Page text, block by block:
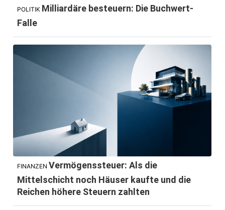
POLITIK Milliardäre besteuern: Die Buchwert-
Falle
FINANZEN Vermögenssteuer: Als die
Mittelschicht noch Häuser kaufte und die
Reichen höhere Steuern zahlten